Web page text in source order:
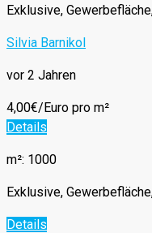
Exklusive,
Silvia Barnikol
vor 2 Jahren
4,00€/Euro pro m²
Details
m²: 1000
Exklusive,
Details